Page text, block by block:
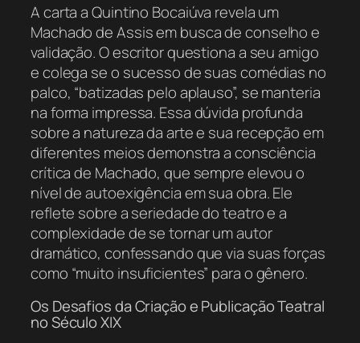
A carta a Quintino Bocaiúva revela um
Machado de Assis em busca de conselho e
validação. O escritor questiona a seu amigo
e colega se o sucesso de suas comédias no
palco, “batizadas pelo aplauso”, se manteria
na forma impressa. Essa dúvida profunda
sobre a natureza da arte e sua recepção em
diferentes meios demonstra a consciência
crítica de Machado, que sempre elevou o
nível de autoexigência em sua obra. Ele
reflete sobre a seriedade do teatro e a
complexidade de se tornar um autor
dramático, confessando que via suas forças
como “muito insuficientes” para o gênero.
Os Desafios da Criação e Publicação Teatral
no Século XIX